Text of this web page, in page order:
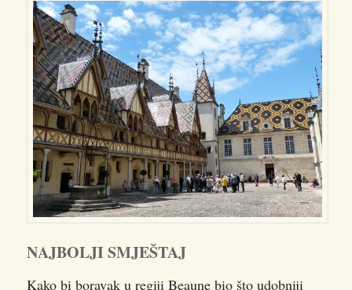
NAJBOLJI SMJEŠTAJ
Kako bi boravak u regiji Beaune bio što udobniji